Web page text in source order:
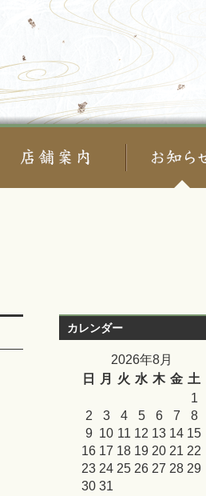
カレンダー
2026年8月
日
月 火 水 木 金 土
1
2
3 4 5 6 7
8
9 10 11 12 13 14 15
16 17 18 19 20 21 22
23 24 25 26 27 28 29
30 31